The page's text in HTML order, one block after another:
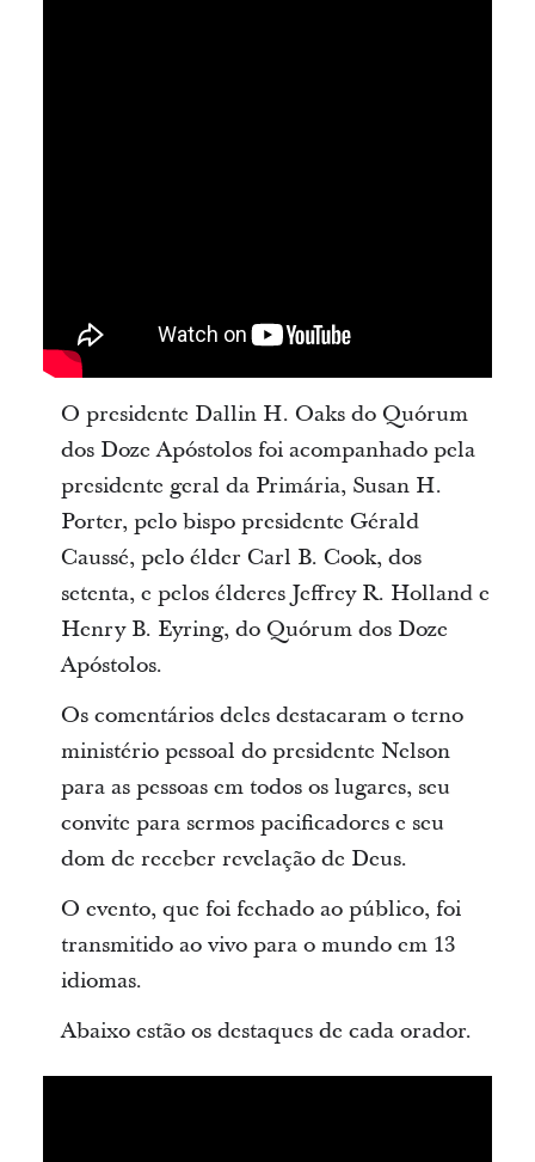
O presidente Dallin H. Oaks do Quórum
dos Doze Apóstolos foi acompanhado pela
presidente geral da Primária, Susan H.
Porter, pelo bispo presidente Gérald
Caussé, pelo élder Carl B. Cook, dos
setenta, e pelos élderes Jeffrey R. Holland e
Henry B. Eyring, do Quórum dos Doze
Apóstolos.
Os comentários deles destacaram o terno
ministério pessoal do presidente Nelson
para as pessoas em todos os lugares, seu
convite para sermos pacificadores e seu
dom de receber revelação de Deus.
O evento, que foi fechado ao público, foi
transmitido ao vivo para o mundo em 13
idiomas.
Abaixo estão os destaques de cada orador.